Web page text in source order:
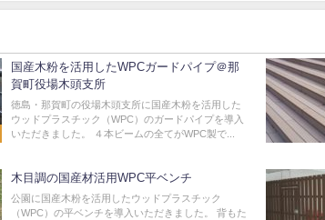
国産木粉を活用したWPCガードパイプ＠那
賀町役場木頭支所
徳島・那賀町の役場木頭支所に国産木粉を活用した
ウッドプラスチック（WPC）のガードパイプを導入
いただきました。 ４本ビームの全てがWPC製で...
木目調の国産材活用WPC平ベンチ
公園に国産木粉を活用したウッドプラスチック
（WPC）の平ベンチを導入いただきました。 背もた